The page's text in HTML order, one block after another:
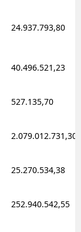
24.937.793,80
40.496.521,23
527.135,70
2.079.012.731,30
25.270.534,38
252.940.542,55